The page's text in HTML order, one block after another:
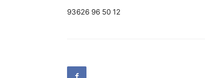
93626 96 50 12